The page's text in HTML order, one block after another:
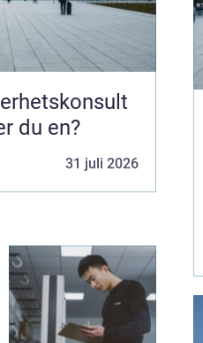
du en?
31 juli 2026